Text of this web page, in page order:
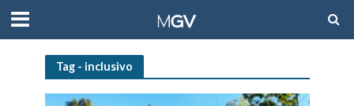
Tag - inclusivo